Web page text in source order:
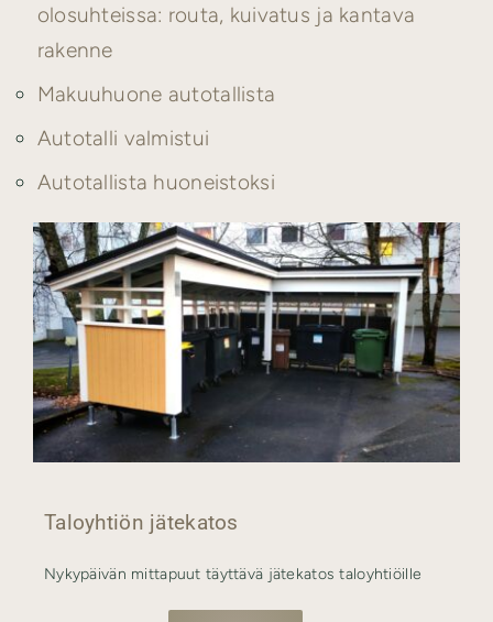
olosuhteissa: routa, kuivatus ja kantava
rakenne
Makuuhuone autotallista
Autotalli valmistui
Autotallista huoneistoksi
Taloyhtiön jätekatos
Nykypäivän mittapuut täyttävä jätekatos taloyhtiöille